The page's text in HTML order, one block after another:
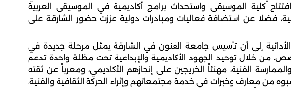
افتتاح كلية الموسيقى واستحداث برامج أكاديمية في الموسيقى العربية
فضلاً عن استضافة فعاليات ومبادرات دولية عززت حضور الشارقة على
الأدائية إلى أن تأسيس جامعة الفنون في الشارقة يمثل مرحلة جديدة في
من خلال توحيد الجهود الأكاديمية والإبداعية تحت مظلة واحدة تدعم
الفنية، مهنئاً الخريجين على إنجازهم الأكاديمي، ومعرباً عن ثقته
من معارف وخبرات في خدمة مجتمعاتهم وإثراء الحركة الثقافية والفنية،